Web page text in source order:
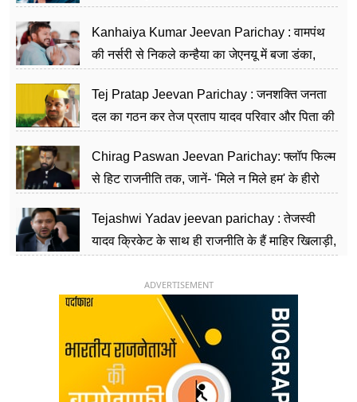
Kanhaiya Kumar Jeevan Parichay : वामपंथ
की नर्सरी से निकले कन्हैया का जेएनयू में बजा डंका,
Tej Pratap Jeevan Parichay : जनशक्ति जनता
दल का गठन कर तेज प्रताप यादव परिवार और पिता की
Chirag Paswan Jeevan Parichay: फ्लॉप फिल्म
से हिट राजनीति तक, जानें- 'मिले न मिले हम' के हीरो
Tejashwi Yadav jeevan parichay : तेजस्वी
यादव क्रिकेट के साथ ही राजनीति के हैं माहिर खिलाड़ी,
ADVERTISEMENT